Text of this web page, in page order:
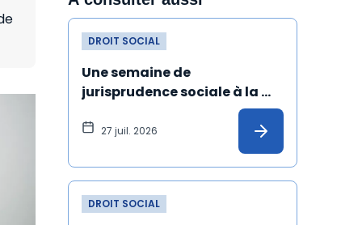
DROIT SOCIAL
Une semaine de
jurisprudence sociale à la
27 juil. 2026
DROIT SOCIAL